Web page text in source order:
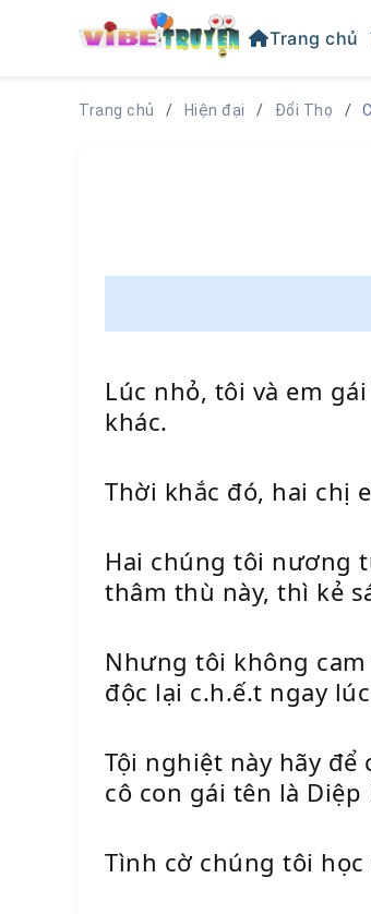
Trang chủ
Trang chủ Hiện đại Đổi Thọ
Lúc nhỏ, tôi và em
khác.
Thời khắc đó, hai chị
Hai chúng tôi nương
thâm thù này, thì kẻ
Nhưng tôi không
độc lại c.h.ế.t ngay
Tội nghiệt này hãy
cô con gái tên là Diệp
Tình cờ chúng tôi